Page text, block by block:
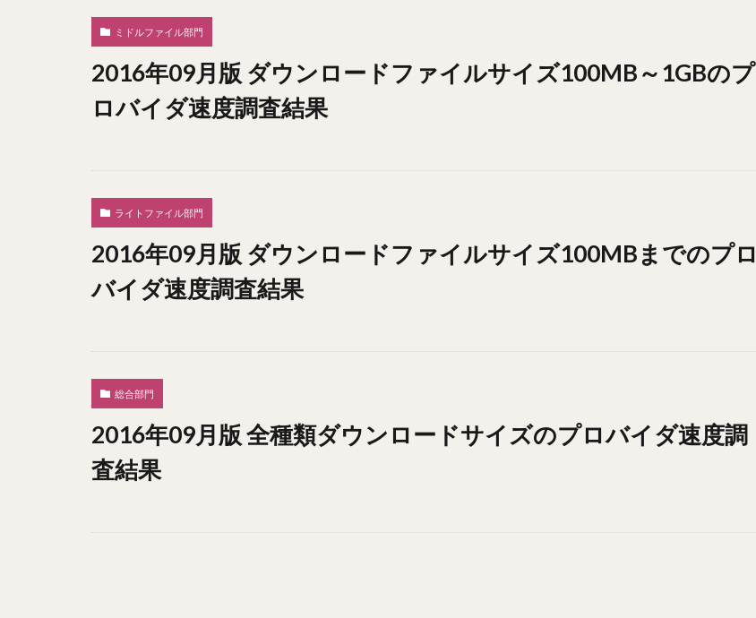
ミドルファイル部門
2016年09月版 ダウンロードファイルサイズ100MB～1GBのプ
ロバイダ速度調査結果
ライトファイル部門
2016年09月版 ダウンロードファイルサイズ100MBまでのプロ
バイダ速度調査結果
総合部門
2016年09月版 全種類ダウンロードサイズのプロバイダ速度調
査結果